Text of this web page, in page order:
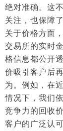
绝对准确。这
关注，也保障
关于价格方面
交易所的实时
格信息都公开
价吸引客户后
为。例如，在
情况下，我们
竞争力的回收
客户的广泛认